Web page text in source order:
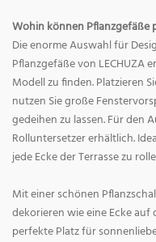
Wohin können Pflanzgefäße
Die enorme Auswahl für
Pflanzgefäße von LECHUZA
Modell zu finden. Platzieren
nutzen Sie große
gedeihen zu lassen. Für den
Rolluntersetzer erhältlich.
jede Ecke der Terrasse zu
Mit einer schönen
dekorieren wie eine Ecke auf
perfekte Platz für